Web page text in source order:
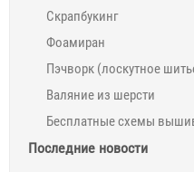
Скрапбукинг
Фоамиран
Пэчворк (лоскутное
Валяние из шерсти
Бесплатные схемы
Последние новости